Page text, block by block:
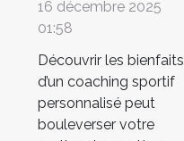
personnalisé
transforme-t-
il votre
quotidien ?
16 décembre 2025
01:58
Découvrir les bienfaits
d’un coaching sportif
personnalisé peut
bouleverser votre